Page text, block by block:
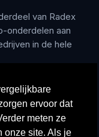
ervoor dat
meten ze
onze site. Als je
van Radex
onderdelen aan
in de hele